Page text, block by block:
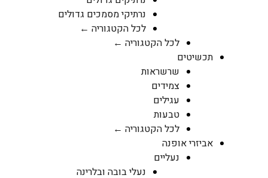
נרתיקי מסמכים גדולים
לכל הקטגוריה ←
לכל הקטגוריה ←
תכשיטים
שרשראות
צמידים
עגילים
טבעות
לכל הקטגוריה ←
אביזרי אופנה
נעליים
נעלי בובה ובלרינה